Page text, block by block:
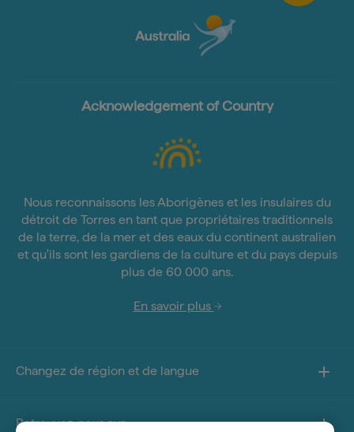
Acknowledgement of Country
Nous reconnaissons les Aborigènes et les insulaires du
détroit de Torres en tant que propriétaires traditionnels
de la terre, de la mer et des eaux du continent australien
et qu'ils sont les gardiens de la culture et du pays depuis
plus de 60 000 ans.
En savoir plus
Changez de région et de langue
Retrouvez-nous sur